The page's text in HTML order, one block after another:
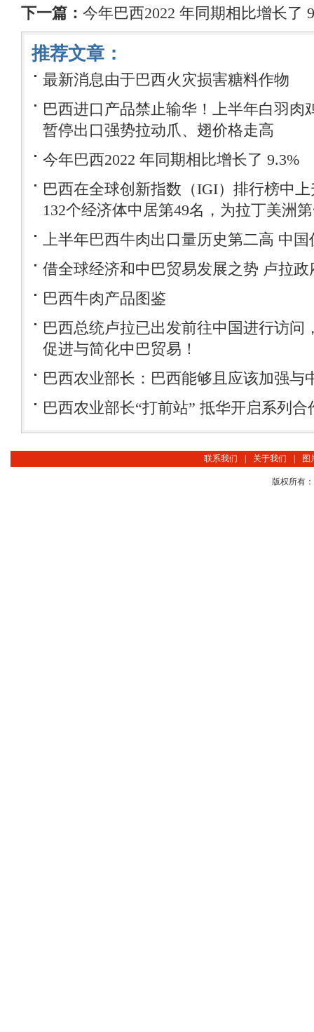
下一篇： 今年巴西2022 年同期相比增长了
推荐文章：
最新消息由于巴西火灾损害糖料作物
巴西进口产品禁止输华！上半年白羽肉
暂停出口强势拉动爪、翅价格走高
今年巴西2022 年同期相比增长了 9.3%
巴西在全球创新指数（IGI）排行榜中
132个经济体中居第49名，为拉丁美洲
上半年巴西牛肉出口量历史第二高 中
借全球经济和中巴贸易发展之势 卢拉
巴西牛肉产品图鉴
巴西总统卢拉已出发前往中国进行访问
促进与简化中巴贸易！
巴西农业部长：巴西能够且应该加强与
巴西农业部长“打前站” 抵华开启系列合
联系我们 关于我们 图
版权所有